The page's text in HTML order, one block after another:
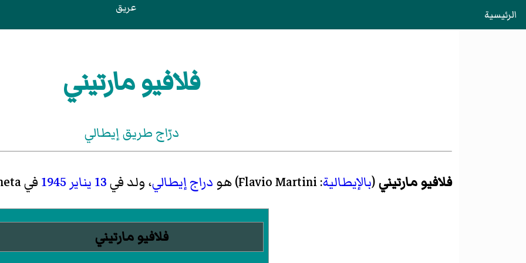
الرئيسية عريق
فلافيو مارتيني
درّاج طريق إيطالي
فلافيو مارتيني(بالإيطالية:
Flavio Martini)‏ هو دراجإيطالي، ولد في13 يناير 1945 في Galliera Veneta في
فلافيو مارتيني